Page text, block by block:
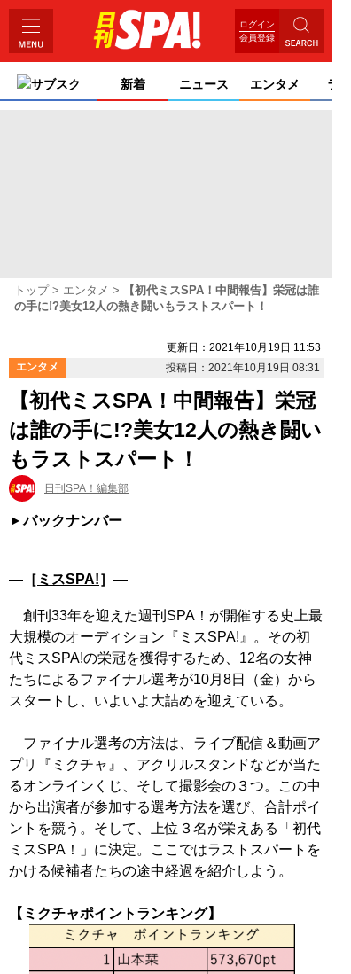
ログイン
会員登録
サブスク 新着 ニュース エンタメ ライ
トップ エンタメ
【初代ミスSPA！中間報告】栄冠は誰
の手に!?美女12人の熱き闘いもラストスパート！
更新日：2021年10月19日 11:53
エンタメ
投稿日：2021年10月19日 08:31
【初代ミスSPA！中間報告】栄冠
は誰の手に!?美女12人の熱き闘い
もラストスパート！
日刊SPA！編集部
バックナンバー
―［ ミスSPA!］―
創刊33年を迎えた週刊SPA！が開催する史上最
大規模のオーディション『ミスSPA!』。その初
代ミスSPA!の栄冠を獲得するため、12名の女神
たちによるファイナル選考が10月8日（金）から
スタートし、いよいよ大詰めを迎えている。
ファイナル選考の方法は、ライブ配信＆動画ア
プリ『ミクチャ』、アクリルスタンドなどが当た
るオンラインくじ、そして撮影会の３つ。この中
から出演者が参加する選考方法を選び、合計ポイ
ントを競う。そして、上位３名が栄えある「初代
ミスSPA！」に決定。ここではラストスパートを
かける候補者たちの途中経過を紹介しよう。
【ミクチャポイントランキング】